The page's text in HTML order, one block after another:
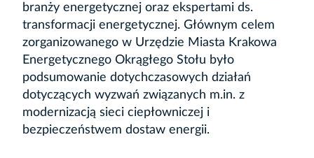
branży energetycznej oraz ekspertami ds.
transformacji energetycznej. Głównym celem
zorganizowanego w Urzędzie Miasta Krakowa
Energetycznego Okrągłego Stołu było
podsumowanie dotychczasowych działań
dotyczących wyzwań związanych m.in. z
modernizacją sieci ciepłowniczej i
bezpieczeństwem dostaw energii.